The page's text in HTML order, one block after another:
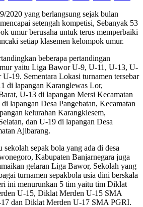
2020 yang berlangsung sejak bulan
setengah kompetisi, Sebanyak 53
umur berusaha untuk terus memperbaiki
setiap klasemen kelompok umur.
beberapa pertandingan
yaitu Liga Bawor U-9, U-11, U-13, U-
19. Sementara Lokasi turnamen tersebar
di lapangan Karanglewas Lor,
U-13 di lapangan Mersi Kecamatan
lapangan Desa Pangebatan, Kecamatan
kelurahan Karangklesem,
dan U-19 di lapangan Desa
Ajibarang.
sepak bola yang ada di desa
Kabupaten Banjarnegara juga
gelaran Liga Bawor, Sekolah yang
turnamen sepakbola usia dini berskala
ini menurunkan 5 tim yaitu tim Diklat
U-15, Diklat Merden U-15 SMA
dan Diklat Merden U-17 SMA PGRI.